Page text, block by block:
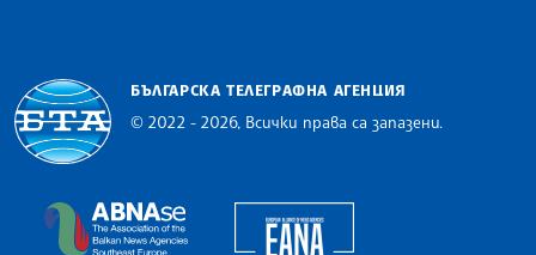
БЪЛГАРСКА ТЕЛЕГРАФНА АГЕНЦИЯ
© 2022 - 2026, Всички права са запазени.
The Assocoation of the Balkan News Agencies